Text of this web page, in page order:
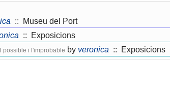
:: Museu del Port
:: Exposicions
possible i l'improbable by veronica :: Exposicions